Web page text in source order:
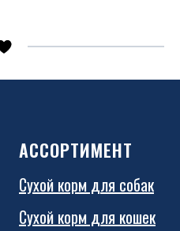
АССОРТИМЕНТ
Сухой корм для собак
Сухой корм для кошек